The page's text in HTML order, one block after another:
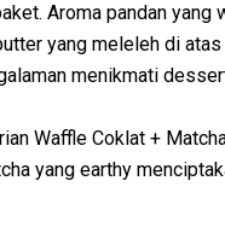
Aroma pandan yang
yang meleleh di
menikmati
Waffle Coklat +
yang earthy